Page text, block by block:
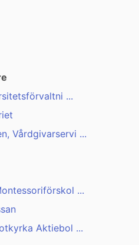
...
Vårdgivarservi ...
...
Aktiebol ...